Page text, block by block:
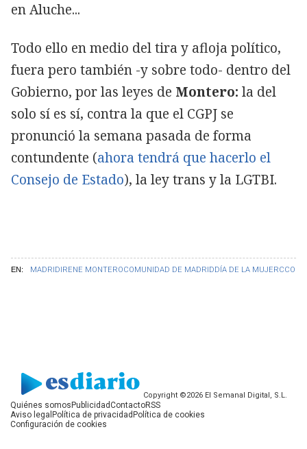
EN: MADRIDIRENE MONTEROCOMUNIDAD DE MADRIDDÍA DE LA MUJERCCOO
en Aluche...
Todo ello en medio del tira y afloja político,
fuera pero también -y sobre todo- dentro del
Gobierno, por las leyes de Montero: la del
solo sí es sí, contra la que el CGPJ se
pronunció la semana pasada de forma
contundente (ahora tendrá que hacerlo el
Consejo de Estado), la ley trans y la LGTBI.
Copyright ©2026 El Semanal Digital, S.L.
Quiénes somos PublicidadContactoRSS
Aviso legal Política de privacidad Política de cookies
Configuración de cookies